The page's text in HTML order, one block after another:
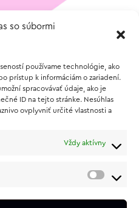
so súbormi
používame technológie, ako
prístup k informáciám o zariadení.
spracovávať údaje, ako je
ID na tejto stránke. Nesúhlas
ovplyvniť určité vlastnosti a
Vždy aktívny